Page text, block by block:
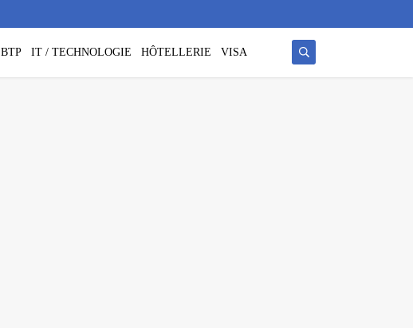
BTP IT / TECHNOLOGIE HÔTELLERIE VISA